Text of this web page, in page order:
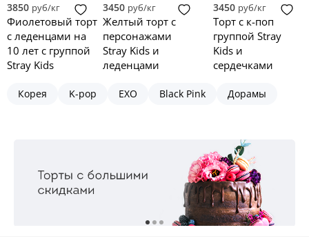
3850 руб/кг
Фиолетовый торт
с леденцами на
10 лет с группой
Stray Kids
3450 руб/кг
Желтый торт с
персонажами
Stray Kids и
леденцами
3450 руб/кг
Торт с к-поп
группой Stray
Kids и
сердечками
Корея K-pop EXO Black Pink Дорамы